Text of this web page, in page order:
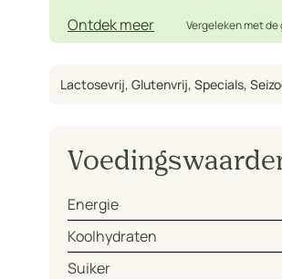
Ontdek meer Vergeleken met
Lactosevrij, Glutenvrij, Specials,
Energie
Koolhydraten
Suiker